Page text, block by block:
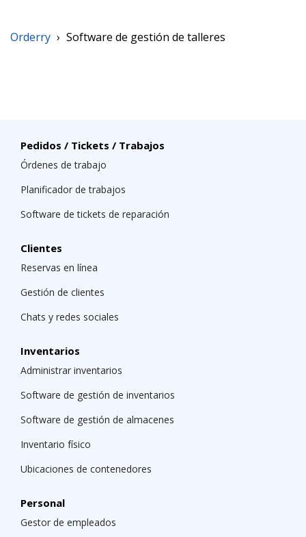
de talleres de Orderry para los nuevos trabajos. Si
necesitas migrar datos antiguos, la configuración puede
Orderry › Software de gestión de talleres
Pedidos / Tickets / Trabajos
Órdenes de trabajo
Planificador de trabajos
Software de tickets de reparación
Clientes
Reservas en línea
Gestión de clientes
Chats y redes sociales
Inventarios
Administrar inventarios
Software de gestión de inventarios
Software de gestión de almacenes
Inventario físico
Ubicaciones de contenedores
Personal
Gestor de empleados